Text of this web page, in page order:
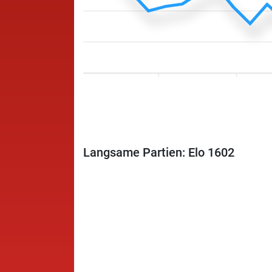
Langsame Partien: Elo 1602